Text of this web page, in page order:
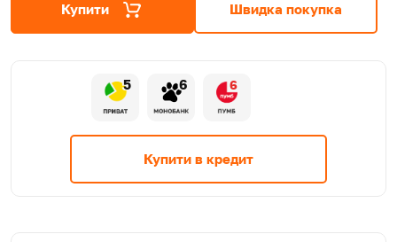
Купити Швидка покупка
5 6 6
Купити в кредит